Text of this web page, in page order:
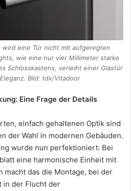
wird eine Tür nicht mit aufgeregten
wie eine nur vier Millimeter starke
Schlosskastens, verleiht einer Glastür
Bild: tdx/Vitadoor
Eine Frage der Details
einfach gehaltenen Optik sind
der Wahl in modernen Gebäuden.
wurde nun perfektioniert: Bei
eine harmonische Einheit mit
macht das die Montage, bei der
in der Flucht der